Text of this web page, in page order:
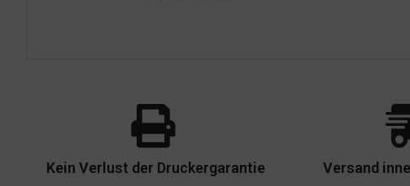
Kein Verlust der Druckergarantie Versand